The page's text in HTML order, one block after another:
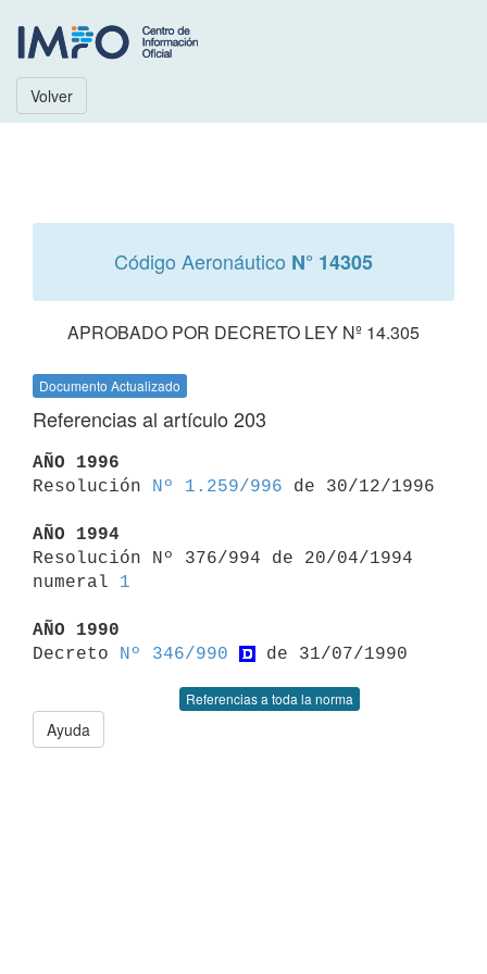
Volver
Código Aeronáutico N° 14305
APROBADO POR DECRETO LEY Nº 14.305
Documento Actualizado
Referencias al artículo 203
AÑO 1996
Resolución
Nº 1.259/996 de 30/12/1996
AÑO 1994
Resolución Nº 376/994 de 20/04/1994
numeral 1
AÑO 1990
Decreto
Nº 346/990
Referencias a toda la norma
Ayuda